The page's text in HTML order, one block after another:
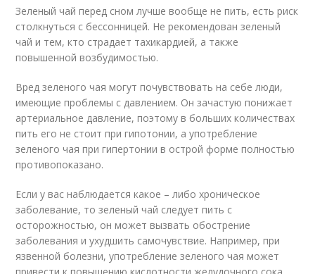
Зеленый чай перед сном лучше вообще не пить, есть риск
столкнуться с бессонницей. Не рекомендован зеленый
чай и тем, кто страдает тахикардией, а также
повышенной возбудимостью.
Вред зеленого чая могут почувствовать на себе люди,
имеющие проблемы с давлением. Он зачастую понижает
артериальное давление, поэтому в больших количествах
пить его не стоит при гипотонии, а употребление
зеленого чая при гипертонии в острой форме полностью
противопоказано.
Если у вас наблюдается какое – либо хроническое
заболевание, то зеленый чай следует пить с
осторожностью, он может вызвать обострение
заболевания и ухудшить самочувствие. Например, при
язвенной болезни, употребление зеленого чая может
привести к повышению кислотности желудочного сока.